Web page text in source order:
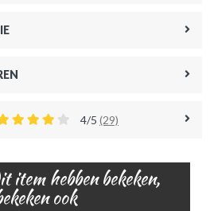
4/5 (29)
item hebben bekeken,
ook